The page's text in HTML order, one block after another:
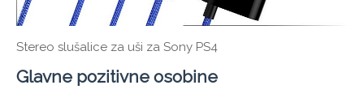
Stereo slušalice za uši za Sony PS4
Glavne pozitivne osobine